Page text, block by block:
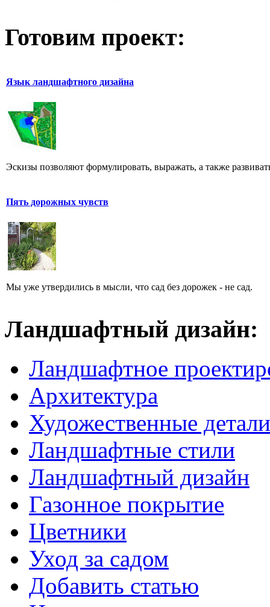
Готовим проект:
Язык ландшафтного дизайна
Эскизы позволяют формулировать, выражать, а также
Пять дорожных чувств
Мы уже утвердились в мысли, что сад без дорожек - не сад.
Ландшафтный дизайн:
Ландшафтное
Архитектура
Художественные детали
Ландшафтные стили
Ландшафтный дизайн
Газонное покрытие
Цветники
Уход за садом
Добавить статью